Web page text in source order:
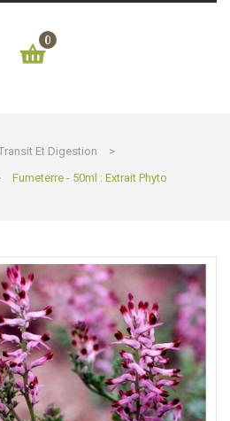
0
Et Digestion
>
Fumeterre - 50ml : Extrait Phyto